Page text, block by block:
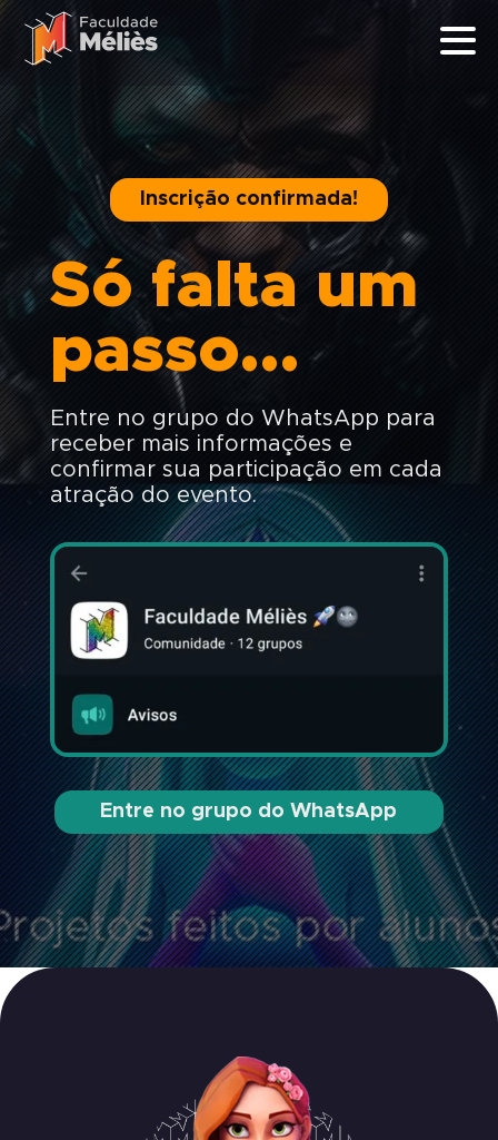
Inscrição confirmada!
Só falta um
passo…
Entre no grupo do WhatsApp para
receber mais informações e
confirmar sua participação em cada
atração do evento.
Entre no grupo do WhatsApp